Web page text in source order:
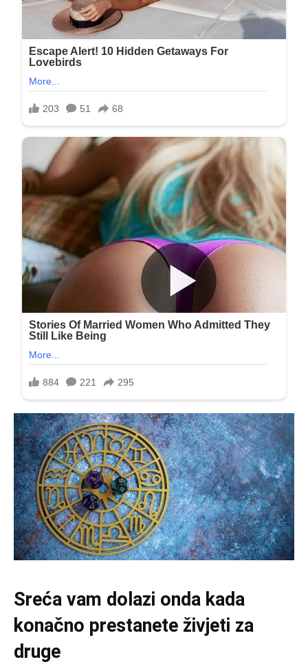
Sreća vam dolazi onda kada
konačno prestanete živjeti za
druge